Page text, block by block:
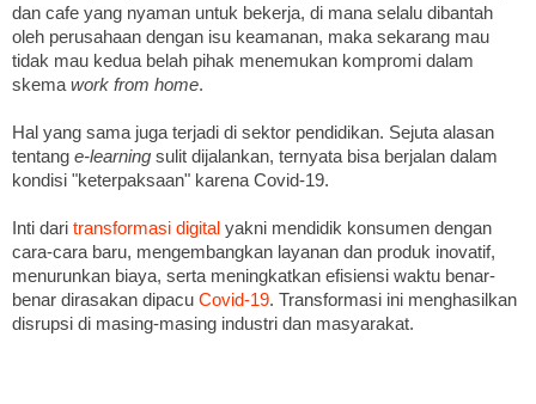
dan cafe yang nyaman untuk bekerja, di mana selalu dibantah
oleh perusahaan dengan isu keamanan, maka sekarang mau
tidak mau kedua belah pihak menemukan kompromi dalam
skema work from home.
Hal yang sama juga terjadi di sektor pendidikan. Sejuta alasan
tentang e-learning sulit dijalankan, ternyata bisa berjalan dalam
kondisi "keterpaksaan" karena Covid-19.
Inti dari transformasi digital yakni mendidik konsumen dengan
cara-cara baru, mengembangkan layanan dan produk inovatif,
menurunkan biaya, serta meningkatkan efisiensi waktu benar-
benar dirasakan dipacu Covid-19. Transformasi ini menghasilkan
disrupsi di masing-masing industri dan masyarakat.